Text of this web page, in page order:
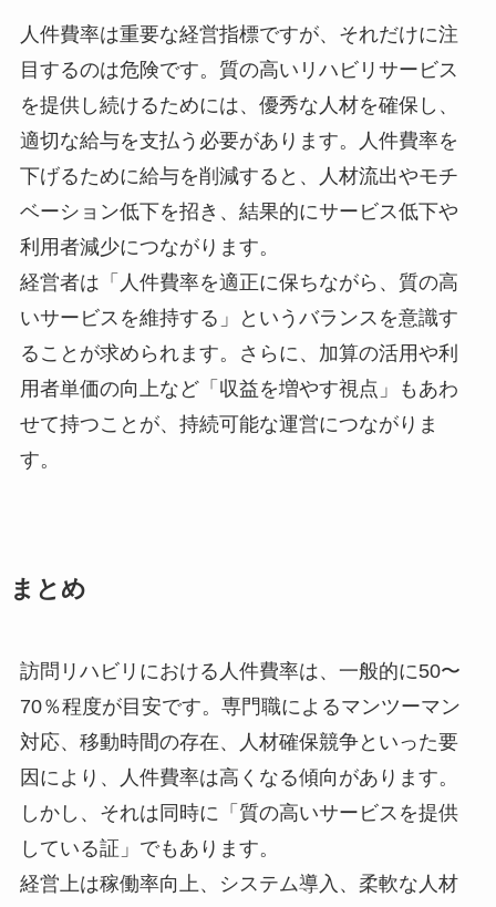
人件費率は重要な経営指標ですが、それだけに注
目するのは危険です。質の高いリハビリサービス
を提供し続けるためには、優秀な人材を確保し、
適切な給与を支払う必要があります。人件費率を
下げるために給与を削減すると、人材流出やモチ
ベーション低下を招き、結果的にサービス低下や
利用者減少につながります。
経営者は「人件費率を適正に保ちながら、質の高
いサービスを維持する」というバランスを意識す
ることが求められます。さらに、加算の活用や利
用者単価の向上など「収益を増やす視点」もあわ
せて持つことが、持続可能な運営につながりま
す。
まとめ
訪問リハビリにおける人件費率は、一般的に50〜
70％程度が目安です。専門職によるマンツーマン
対応、移動時間の存在、人材確保競争といった要
因により、人件費率は高くなる傾向があります。
しかし、それは同時に「質の高いサービスを提供
している証」でもあります。
経営上は稼働率向上、システム導入、柔軟な人材